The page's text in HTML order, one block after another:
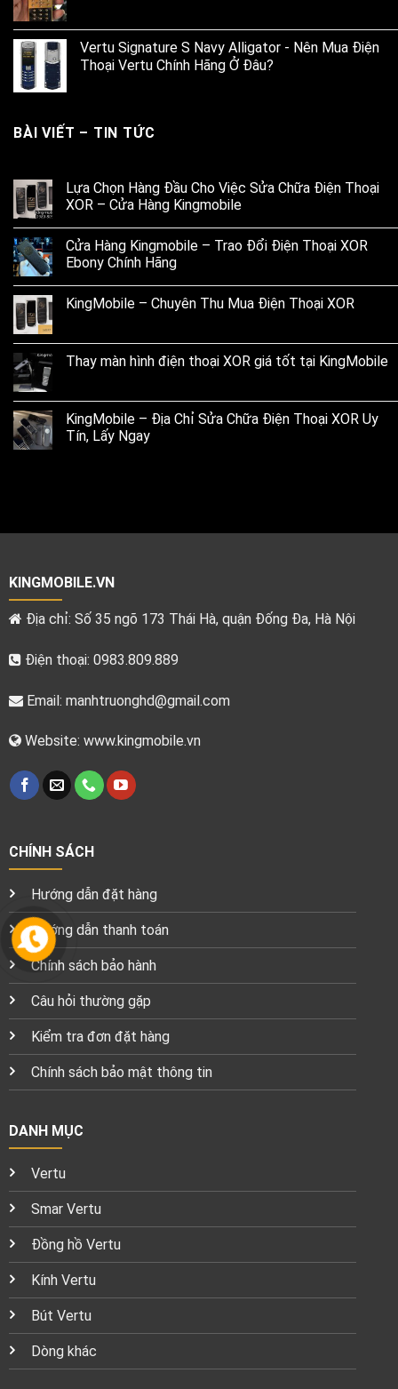
Vertu Signature S Navy Alligator - Nên Mua Điện
Thoại Vertu Chính Hãng Ở Đâu?
BÀI VIẾT – TIN TỨC
Lựa Chọn Hàng Đầu Cho Việc Sửa Chữa Điện Thoại
XOR – Cửa Hàng Kingmobile
Cửa Hàng Kingmobile – Trao Đổi Điện Thoại XOR
Ebony Chính Hãng
KingMobile – Chuyên Thu Mua Điện Thoại XOR
Thay màn hình điện thoại XOR giá tốt tại KingMobile
KingMobile – Địa Chỉ Sửa Chữa Điện Thoại XOR Uy
Tín, Lấy Ngay
KINGMOBILE.VN
Địa chỉ: Số 35 ngõ 173 Thái Hà, quận Đống Đa, Hà Nội
Điện thoại: 0983.809.889
Email: manhtruonghd@gmail.com
Website: www.kingmobile.vn
CHÍNH SÁCH
Hướng dẫn đặt hàng
Hướng dẫn thanh toán
Chính sách bảo hành
Câu hỏi thường gặp
Kiểm tra đơn đặt hàng
Chính sách bảo mật thông tin
DANH MỤC
Vertu
Smar Vertu
Đồng hồ Vertu
Kính Vertu
Bút Vertu
Dòng khác